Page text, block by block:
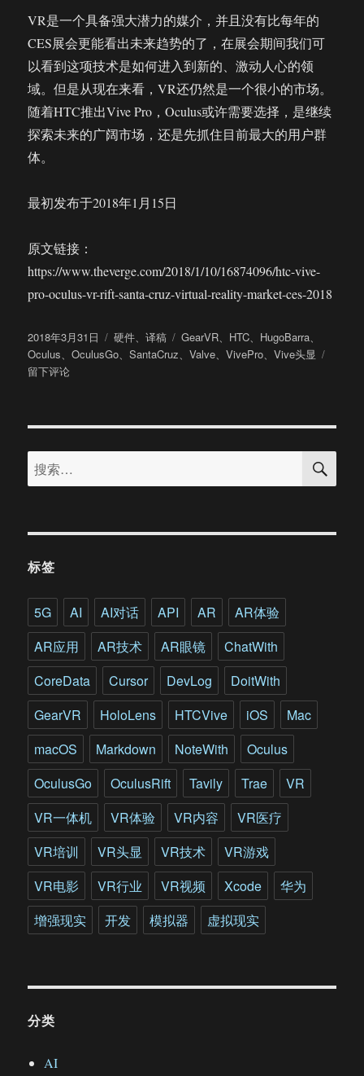
VR是一个具备强大潜力的媒介，并且没有比每年的
CES展会更能看出未来趋势的了，在展会期间我们可
以看到这项技术是如何进入到新的、激动人心的领
域。但是从现在来看，VR还仍然是一个很小的市场。
随着HTC推出Vive Pro，Oculus或许需要选择，是继续
探索未来的广阔市场，还是先抓住目前最大的用户群
体。
最初发布于2018年1月15日
原文链接：
https://www.theverge.com/2018/1/10/16874096/htc-vive-
pro-oculus-vr-rift-santa-cruz-virtual-reality-market-ces-2018
发
布
于
2018年3月31日
分
类
硬件、译稿
标
签
GearVR、 HTC、 HugoBarra、
Oculus、OculusGo、SantaCruz、Valve、VivePro、Vive头显
升
了
头
留下评论
搜
索：
搜
标签
5G AI AI对话 API AR
AR体验
AR应用
AR技术 AR眼镜
ChatWith
CoreData
Cursor DevLog
DoitWith
GearVR
HoloLens HTCVive iOS
Mac
macOS
Markdown NoteWith
Oculus
OculusGo
OculusRift Tavily Trae
VR
VR一体机
VR体验 VR内容
VR医疗
VR培训
VR头显 VR技术
VR游戏
VR电影
VR行业 VR视频 Xcode
华为
增强现实
开发 模拟器 虚拟现实
分类
AI